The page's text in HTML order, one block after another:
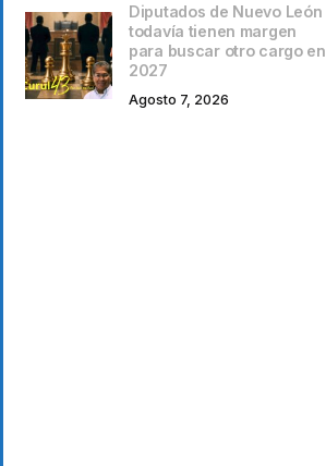
Diputados de Nuevo León
todavía tienen margen
para buscar otro cargo en
2027
Agosto 7, 2026